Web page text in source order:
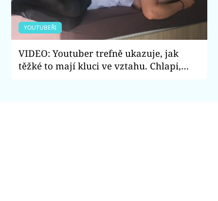
YOUTUBEŘI
VIDEO: Youtuber trefně ukazuje, jak
těžké to mají kluci ve vztahu. Chlapi,